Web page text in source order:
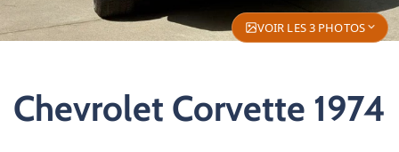
VOIR LES 3 PHOTOS
Chevrolet Corvette 1974